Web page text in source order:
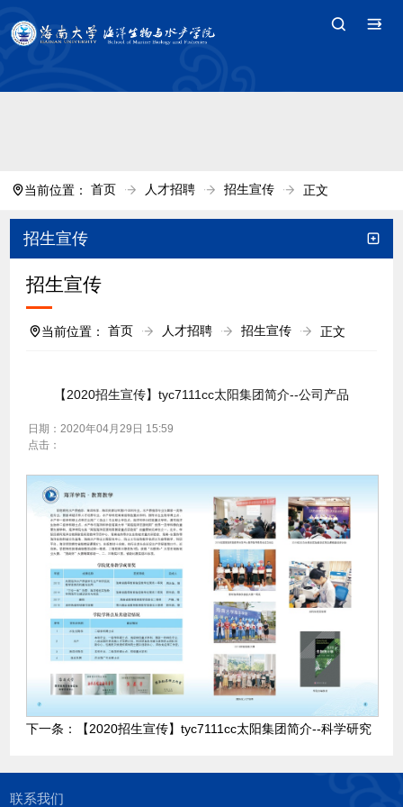
中国·tyc7111cc太阳(集团)官方网站-Branding
当前位置：首页 人才招聘 招生宣传 正文
招生宣传
招生宣传
当前位置：首页 人才招聘 招生宣传 正文
【2020招生宣传】​tyc7111cc太阳集团简介--公司产品
日期：2020年04月29日 15:59
点击：
下一条： 【2020招生宣传】​tyc7111cc太阳集团简介--科学研究
联系我们